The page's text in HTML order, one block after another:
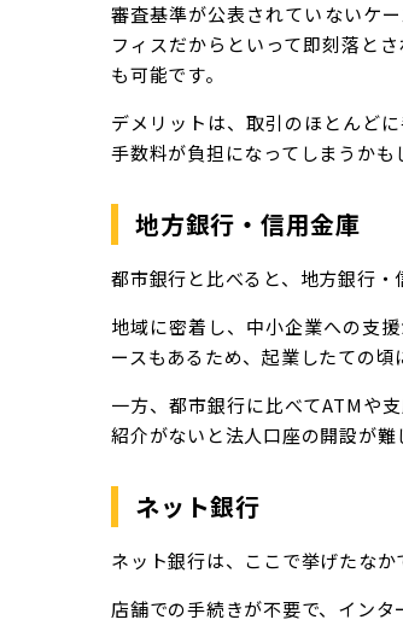
審査基準が公表されていないケ
フィスだからといって即刻落と
も可能です。
デメリットは、取引のほとんど
手数料が負担になってしまうかも
地方銀行・信用金庫
都市銀行と比べると、地方銀行・
地域に密着し、中小企業への支
ースもあるため、起業したての頃
一方、都市銀行に比べてATMや
紹介がないと法人口座の開設が難
ネット銀行
ネット銀行は、ここで挙げたなか
店舗での手続きが不要で、インタ